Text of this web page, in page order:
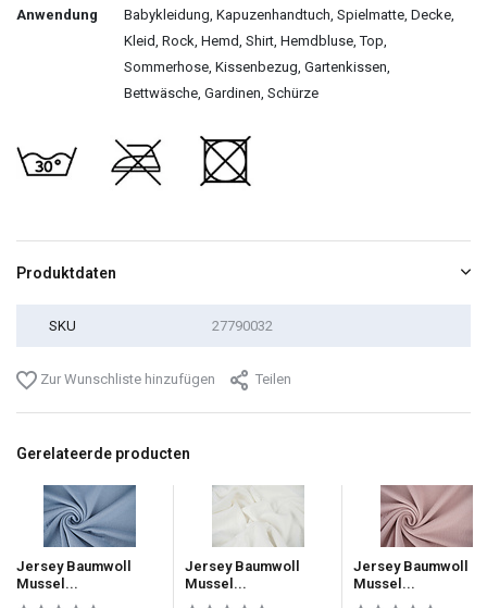
Anwendung
Babykleidung, Kapuzenhandtuch, Spielmatte, Decke,
Kleid, Rock, Hemd, Shirt, Hemdbluse, Top,
Sommerhose, Kissenbezug, Gartenkissen,
Bettwäsche, Gardinen, Schürze
Produktdaten
SKU 27790032
Zur Wunschliste hinzufügen Teilen
Gerelateerde producten
Jersey Baumwoll
Mussel...
Jersey Baumwoll
Mussel...
Jersey Baumwoll
Mussel...